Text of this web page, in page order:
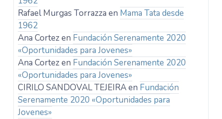
Rafael Murgas Torrazza en Mama Tata desde
1962
Ana Cortezen Fundación Serenamente 2020
«Oportunidades para Jovenes»
Ana Cortezen Fundación Serenamente 2020
«Oportunidades para Jovenes»
CIRILO SANDOVAL TEJEIRAen Fundación
Serenamente 2020 «Oportunidades para
Jovenes»